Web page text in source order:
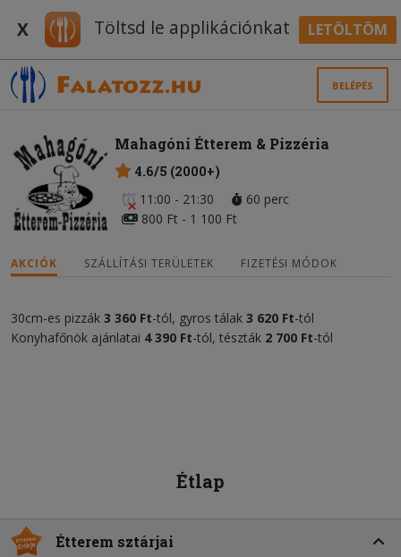
X Töltsd le applikációnkat LETÖLTÖM
BELÉPÉS
Mahagóni Étterem & Pizzéria
4.6/5 (2000+)
11:00 - 21:30
60 perc
800 Ft - 1 100 Ft
AKCIÓK SZÁLLÍTÁSI TERÜLETEK FIZETÉSI MÓDOK
30cm-es pizzák 3 360 Ft-tól, gyros tálak 3 620 Ft-tól
Konyhafőnök ajánlatai 4 390 Ft-tól, tészták 2 700 Ft-tól
Étlap
Étterem sztárjai